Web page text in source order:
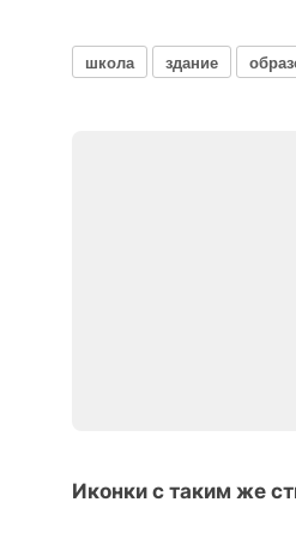
школа здание
Иконки с таким же